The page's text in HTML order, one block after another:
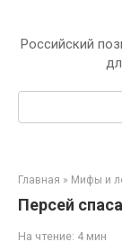
контенту
Российский
Поиск:
Главная » Мифы и
Персей
На чтение: 4 мин